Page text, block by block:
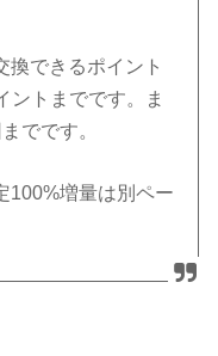
換できるポイント
ントまでです。ま
でです。
100%増量は別ペー